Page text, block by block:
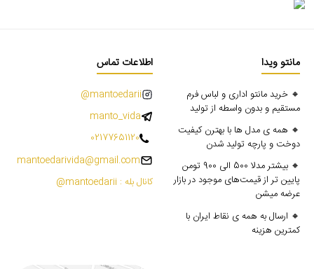
مانتو ویدا
🔸 خرید مانتو اداری و لباس فرم
مستقیم و بدون واسطه از تولید
🔸 همه ی مدل ها با بهترن کیفیت
دوخت و پارچه تولید شدن
🔸 بیشتر مدلا 500 الی 900 تومن
پایین تر از قیمت‌های موجود در بازار
عرضه میشن
🔸 ارسال به همه ی نقاط ایران با
کمترین هزینه
اطلاعات تماس
mantoedarii@
manto_vida
02177651120
mantoedarivida@gmail.com
کانال بله : mantoedarii@